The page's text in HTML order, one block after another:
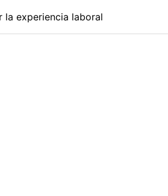
la experiencia laboral